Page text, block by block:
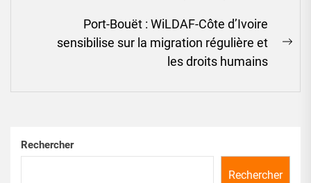
Port-Bouët : WiLDAF-Côte d’Ivoire
sensibilise sur la migration régulière et
les droits humains
Rechercher
Rechercher